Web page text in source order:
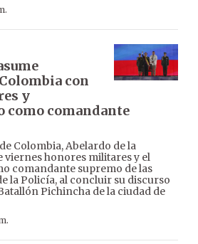
con
y
como comandante
Colombia, Abelardo de la
viernes honores militares y el
comandante supremo de las
la Policía, al concluir su discurso
Pichincha de la ciudad de